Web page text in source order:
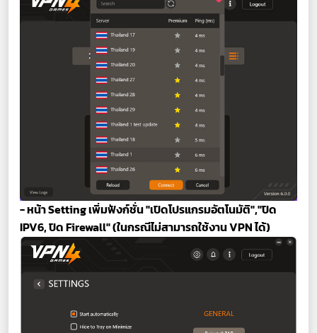
- หน้า Setting เพิ่มฟังก์ชั่น "เปิดโปรแกรมอัตโนมัติ","ปิด
IPV6, ปิด Firewall" (ในกรณีไม่สามารถใช้งาน VPN ได้)